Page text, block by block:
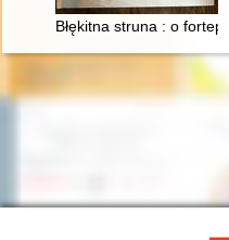
Błękitna struna : o